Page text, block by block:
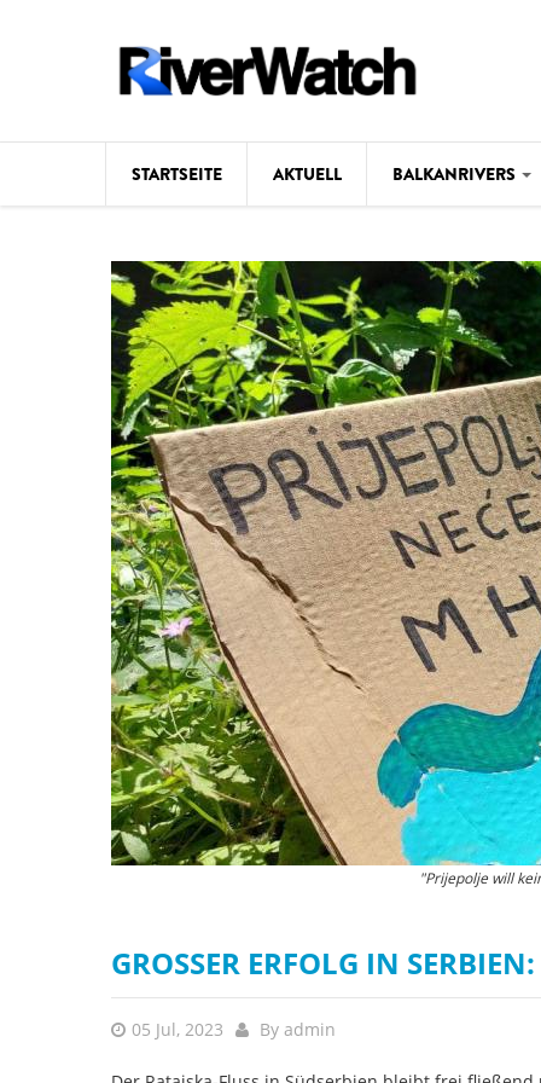
STARTSEITE AKTUELL BALKANRIVERS
Karte
Studien
Fotos
Videos
Aktuell
"Prijepolje will
GROSSER ERFOLG IN SERBIEN:
05 Jul, 2023 By admin